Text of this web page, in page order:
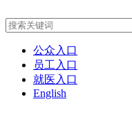
公众入口
员工入口
就医入口
English